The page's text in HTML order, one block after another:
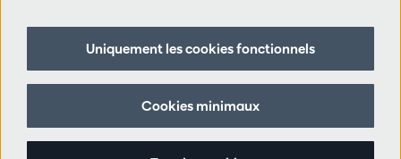
Partenaires
Suivez nous
Uniquement les cookies fonctionnels
Cookies minimaux